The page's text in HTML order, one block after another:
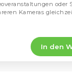
In den
oder
Kameras